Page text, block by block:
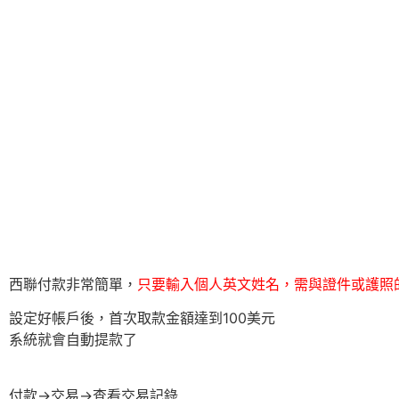
西聯付款非常簡單， 只要輸入個人英文姓名，需與證件或護
設定好帳戶後，首次取款金額達到100美元
系統就會自動提款了
付款→交易→查看交易記錄